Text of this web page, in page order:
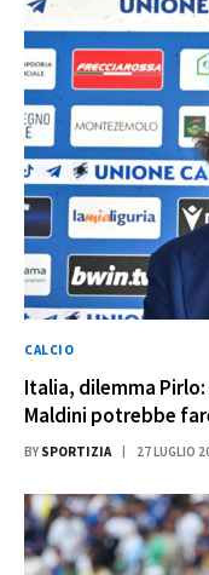
CALCIO
Italia, dilemma
Maldini potrebbe
BY SPORTIZIA 27 LUGLIO